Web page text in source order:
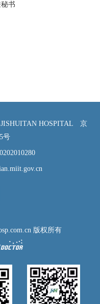
书
HOSPITAL
京
号
版权所有